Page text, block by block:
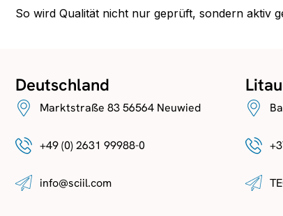
So wird Qualität nicht nur geprüft, sondern aktiv
Deutschland
Marktstraße 83 56564 Neuwied
+49 (0) 2631 99988-0
info@sciil.com